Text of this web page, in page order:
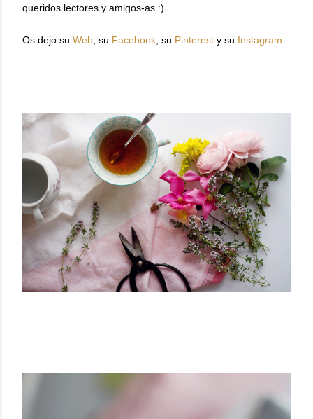
queridos lectores y amigos-as :)
Os dejo su Web , su Facebook , su Pinterest y su Instagram